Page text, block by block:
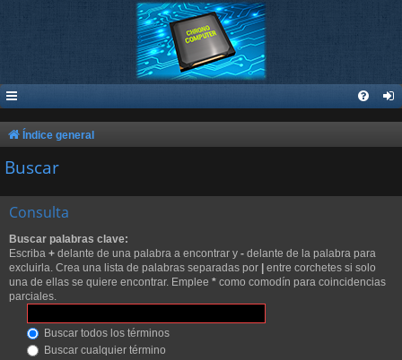
Índice general
Buscar
Consulta
Buscar palabras clave:
Escriba + delante de una palabra a encontrar y - delante de la palabra para
excluirla. Crea una lista de palabras separadas por | entre corchetes si solo
una de ellas se quiere encontrar. Emplee * como comodín para coincidencias
parciales.
Buscar todos los términos
Buscar cualquier término